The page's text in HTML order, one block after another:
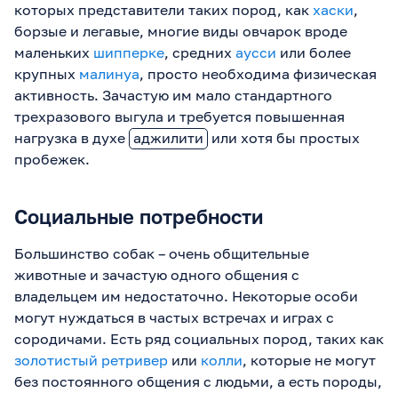
которых представители таких пород, как хаски,
борзые и легавые, многие виды овчарок вроде
маленьких шипперке, средних аусси или более
крупных малинуа, просто необходима физическая
активность. Зачастую им мало стандартного
трехразового выгула и требуется повышенная
нагрузка в духе аджилити или хотя бы простых
пробежек.
Социальные потребности
Большинство собак – очень общительные
животные и зачастую одного общения с
владельцем им недостаточно. Некоторые особи
могут нуждаться в частых встречах и играх с
сородичами. Есть ряд социальных пород, таких как
золотистый ретривер или колли, которые не могут
без постоянного общения с людьми, а есть породы,